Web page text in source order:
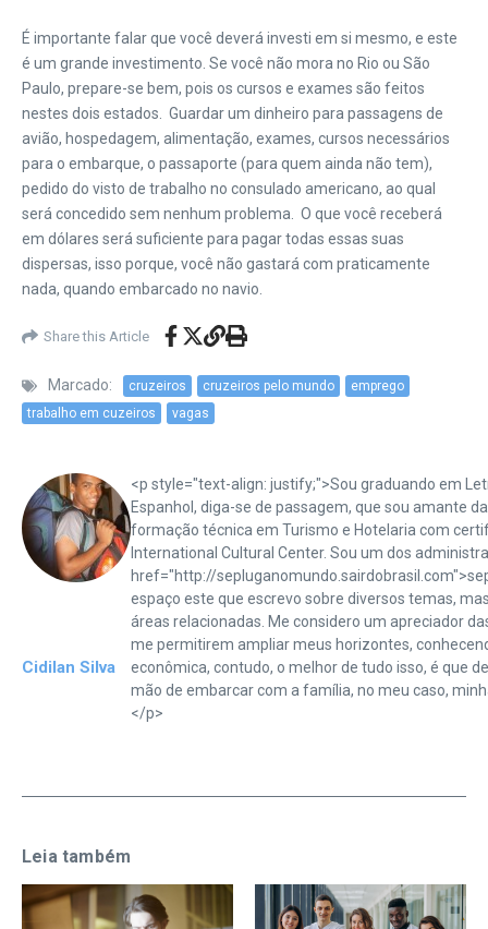
É importante falar que você deverá investi em si mesmo, e este
é um grande investimento. Se você não mora no Rio ou São
Paulo, prepare-se bem, pois os cursos e exames são feitos
nestes dois estados. Guardar um dinheiro para passagens de
avião, hospedagem, alimentação, exames, cursos necessários
para o embarque, o passaporte (para quem ainda não tem),
pedido do visto de trabalho no consulado americano, ao qual
será concedido sem nenhum problema. O que você receberá
em dólares será suficiente para pagar todas essas suas
dispersas, isso porque, você não gastará com praticamente
nada, quando embarcado no navio.
Share this Article
Marcado: cruzeiros cruzeiros pelo mundo
emprego
trabalho em cuzeiros
vagas
Cidilan Silva
<p style="text-align: justify;">Sou graduando em
Espanhol, diga-se de passagem, que sou amante
formação técnica em Turismo e Hotelaria com
International Cultural Center. Sou um dos
href="http://
espaço este que escrevo sobre diversos temas,
áreas relacionadas. Me considero um apreciador
me permitirem ampliar meus horizontes,
econômica, contudo, o melhor de tudo isso, é que
mão de embarcar com a família, no meu caso,
</p>
Leia também